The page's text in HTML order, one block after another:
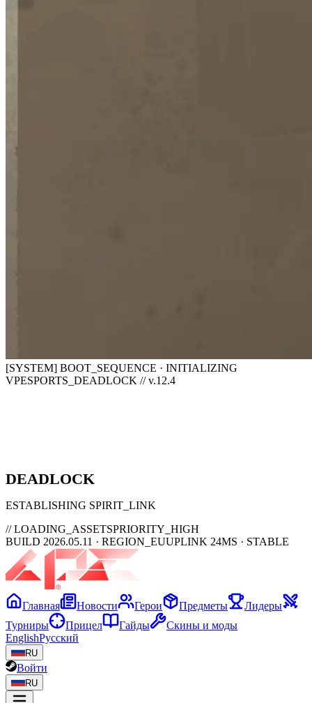
[SYSTEM] BOOT_SEQUENCE · INITIALIZING
VPESPORTS_DEADLOCK // v.12.4
DEADLOCK
ESTABLISHING SPIRIT_LINK
// LOADING_ASSETSPRIORITY_HIGH
BUILD 2026.05.11 · REGION_EUUPLINK 24MS · STABLE
Главная Новости Герои Предметы
Лидеры
Турниры
Прицел Гайды
Скины и моды
EnglishРусский
RU
Войти
RU